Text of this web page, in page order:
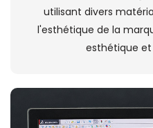
utilisant divers
l'esthétique de la
esthétique